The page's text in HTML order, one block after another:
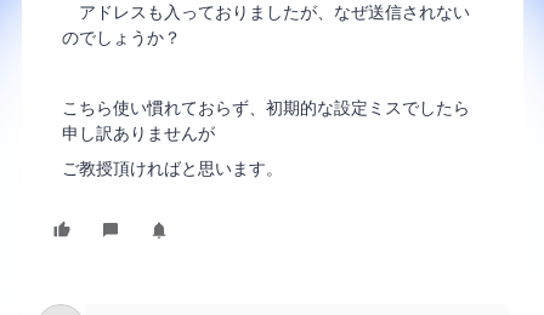
アドレスも入っておりましたが、なぜ送信されない
のでしょうか？
こちら使い慣れておらず、初期的な設定ミスでしたら
申し訳ありませんが
ご教授頂ければと思います。